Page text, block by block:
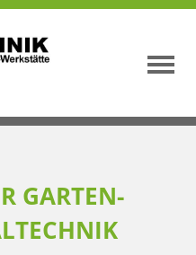
GARTEN-